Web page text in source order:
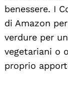
benessere. I
di Amazon
verdure per
vegetariani o
proprio